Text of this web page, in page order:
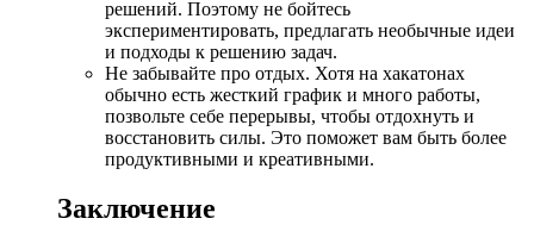
решений. Поэтому не бойтесь
экспериментировать, предлагать необычные идеи
и подходы к решению задач.
Не забывайте про отдых. Хотя на хакатонах
обычно есть жесткий график и много работы,
позвольте себе перерывы, чтобы отдохнуть и
восстановить силы. Это поможет вам быть более
продуктивными и креативными.
Заключение